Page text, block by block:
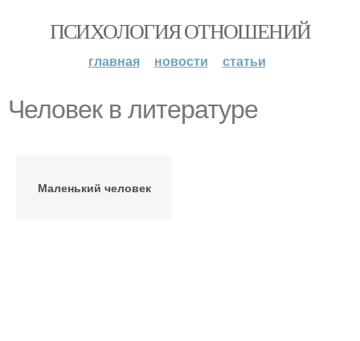
ПСИХОЛОГИЯ ОТНОШЕНИЙ
главная новости статьи
Человек в литературе
Маленький человек